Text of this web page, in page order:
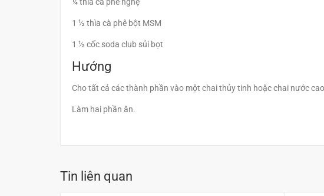
1 ½ thìa cà phê bột MSM
1 ½ cốc soda club sủi bọt
Hướng
Cho tất cả các thành phần vào một chai thủy tinh hoặc chai nước
Làm hai phần ăn.
Tin liên quan